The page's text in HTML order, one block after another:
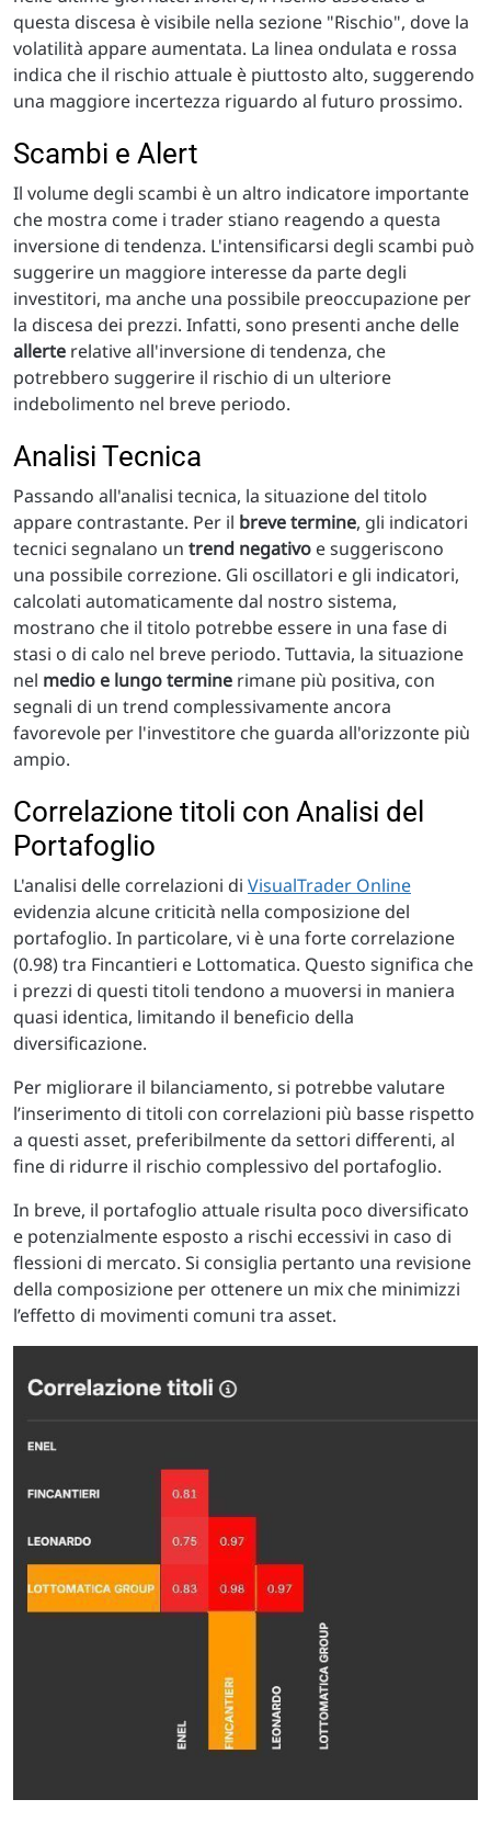
questa discesa è visibile nella sezione "Rischio", dove la
volatilità appare aumentata. La linea ondulata e rossa
indica che il rischio attuale è piuttosto alto, suggerendo
una maggiore incertezza riguardo al futuro prossimo.
Scambi e Alert
Il volume degli scambi è un altro indicatore importante
che mostra come i trader stiano reagendo a questa
inversione di tendenza. L'intensificarsi degli scambi può
suggerire un maggiore interesse da parte degli
investitori, ma anche una possibile preoccupazione per
la discesa dei prezzi. Infatti, sono presenti anche delle
allerte relative all'inversione di tendenza, che
potrebbero suggerire il rischio di un ulteriore
indebolimento nel breve periodo.
Analisi Tecnica
Passando all'analisi tecnica, la situazione del titolo
appare contrastante. Per il breve termine, gli indicatori
tecnici segnalano un trend negativo e suggeriscono
una possibile correzione. Gli oscillatori e gli indicatori,
calcolati automaticamente dal nostro sistema,
mostrano che il titolo potrebbe essere in una fase di
stasi o di calo nel breve periodo. Tuttavia, la situazione
nel medio e lungo termine rimane più positiva, con
segnali di un trend complessivamente ancora
favorevole per l'investitore che guarda all'orizzonte più
ampio.
Correlazione titoli con Analisi del
Portafoglio
L'analisi delle correlazioni di VisualTrader Online
evidenzia alcune criticità nella composizione del
portafoglio. In particolare, vi è una forte correlazione
(0.98) tra Fincantieri e Lottomatica. Questo significa che
i prezzi di questi titoli tendono a muoversi in maniera
quasi identica, limitando il beneficio della
diversificazione.
Per migliorare il bilanciamento, si potrebbe valutare
l’inserimento di titoli con correlazioni più basse rispetto
a questi asset, preferibilmente da settori differenti, al
fine di ridurre il rischio complessivo del portafoglio.
In breve, il portafoglio attuale risulta poco diversificato
e potenzialmente esposto a rischi eccessivi in caso di
flessioni di mercato. Si consiglia pertanto una revisione
della composizione per ottenere un mix che minimizzi
l’effetto di movimenti comuni tra asset.